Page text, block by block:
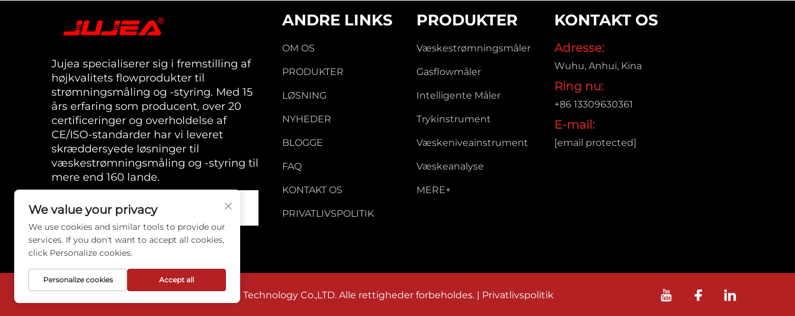
Jujea specialiserer sig i fremstilling af
højkvalitets flowprodukter til
strømningsmåling og -styring. Med 15
års erfaring som producent, over 20
certificeringer og overholdelse af
CE/ISO-standarder har vi leveret
skræddersyede løsninger til
væskestrømningsmåling og -styring til
mere end 160 lande.
ANDRE LINKS
OM OS
PRODUKTER
LØSNING
NYHEDER
BLOGGE
FAQ
KONTAKT OS
PRIVATLIVSPOLITIK
PRODUKTER
Væskestrømningsmåler
Gasflowmåler
Intelligente Måler
Trykinstrument
Væskeniveainstrument
Væskeanalyse
MERE+
KONTAKT OS
Adresse:
Wuhu, Anhui, Kina
Ring nu:
+86 13309630361
E-mail:
[email protected]
Copyright © 2026 Anhui Jujie Automation Technology Co.,LTD. Alle rettigheder forbeholdes. | Privatlivspolitik
We value your privacy
We use cookies and similar tools to provide our
services. If you don't want to accept all cookies,
click Personalize cookies.
Personalize cookies Accept all